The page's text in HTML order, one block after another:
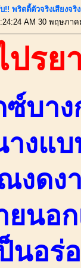
พริตตี้ตัวจริงเสียงจ
AM 30 พฤษภาค
ปรย
ซ์บา
างแ
งดง
ยนอ
นอร่